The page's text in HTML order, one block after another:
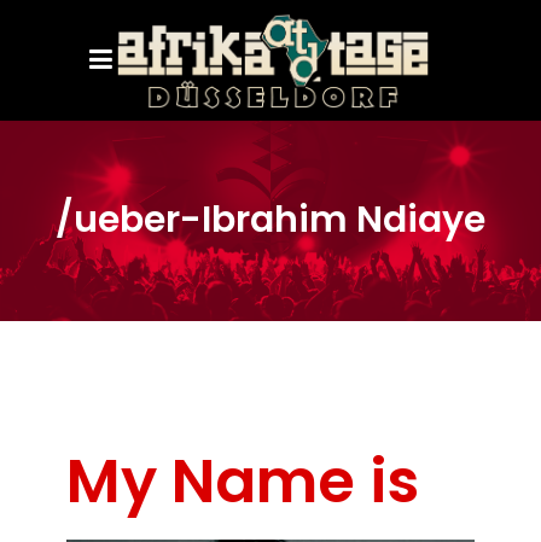
/ueber-Ibrahim Ndiaye
My Name is